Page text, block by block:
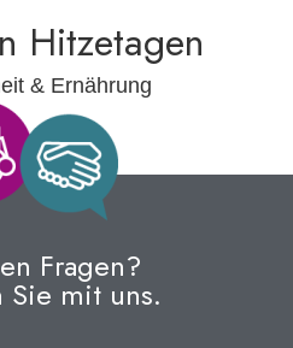
Hitzetagen
& Ernährung
Fragen?
Sie mit uns.